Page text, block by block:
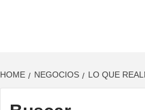
HOME NEGOCIOS LO QUE